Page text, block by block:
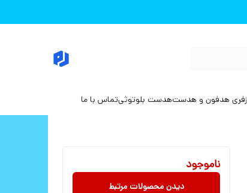
هدفون و هدستهدست بلوتوثیتماس با ما
ناموجود
دیدن محصولات مرتبط